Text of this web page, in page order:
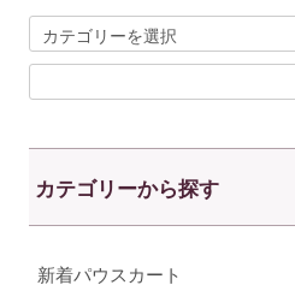
カテゴリーから探す
新着パウスカート